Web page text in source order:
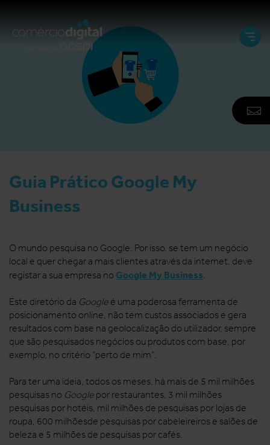
e
Guia Prático Google My
Business
O mundo pesquisa no Google. Por isso, se tem um negócio
local e quer chegar a mais clientes através da internet, deve
registar a sua empresa no Google My Business.
Este diretório da Google é uma poderosa ferramenta de
posicionamento online, não tem custos associados e gera
resultados com base na geolocalização do utilizador, sempre
que são pesquisados negócios ou produtos com base, por
exemplo, no critério "perto de mim".
Para ter uma ideia, todos os meses, há mais de 5 mil milhões
pesquisas no Google por restaurantes, 3 mil milhões
pesquisas por hotéis, mil milhões de pesquisas por lojas de
roupa, 600 milhõesde pesquisas por cabeleireiros e salões de
beleza e 5 milhões de pesquisas por cafés.